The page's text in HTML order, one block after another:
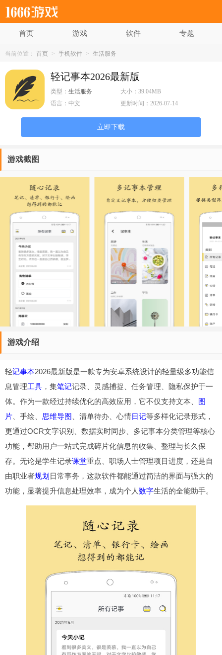
首页 游戏 软件 专题
当前位置： 首页 > 手机软件 > 生活服务
轻记事本2026最新版
类型： 生活服务 大小：39.04MB
语言： 中文 更新时间：2026-07-14
立即下载
游戏截图
游戏介绍
轻记事本2026最新版是一款专为安卓系统设计的轻量级多功能信
息管理工具 ，集笔记记录、灵感捕捉、任务管理、隐私保护于一
体。作为一款经过持续优化的高效应用，它不仅支持文本、 图
片 、手绘、 思维导图 、清单待办、心情日记等多样化记录形式，
更通过OCR文字识别、数据实时同步、多记事本分类管理等核心
功能，帮助用户一站式完成碎片化信息的收集、整理与长久保
存。无论是学生记录课堂重点、职场人士管理项目进度，还是自
由职业者规划日常事务，这款软件都能通过简洁的界面与强大的
功能，显著提升信息处理效率，成为个人数字生活的全能助手。